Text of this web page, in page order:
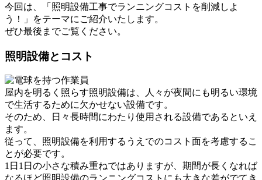
今回は、「照明設備工事でランニングコストを削減しよ
う！」をテーマにご紹介いたします。
ぜひ最後までご覧ください。
照明設備とコスト
屋内を明るく照らす照明設備は、人々が夜間にも明るい環境
で生活するために欠かせない設備です。
そのため、日々長時間にわたり使用される設備であるといえ
ます。
従って、照明設備を利用するうえでのコスト面を考慮するこ
とが必要です。
1日1日の小さな積み重ねではありますが、期間が長くなれば